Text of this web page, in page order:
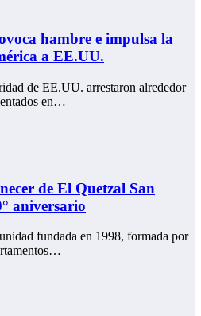
hambre e impulsa la
a EE.UU.
de EE.UU. arrestaron alrededor
en…
de El Quetzal San
aniversario
fundada en 1998, formada por